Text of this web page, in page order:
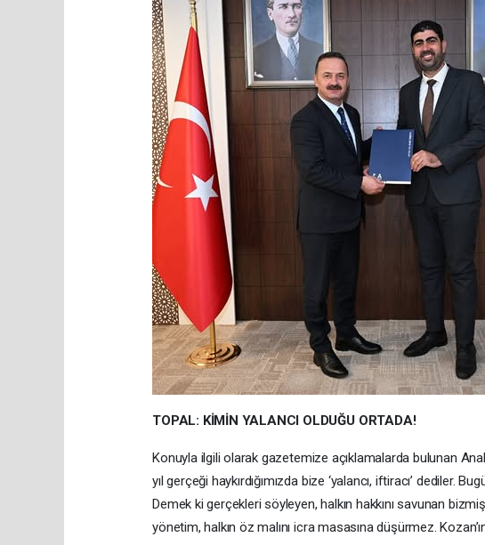
TOPAL: KİMİN YALANCI OLDUĞU ORTADA!
Konuyla ilgili olarak gazetemize açıklamalarda bulunan
yıl gerçeği haykırdığımızda bize ‘yalancı, iftiracı’ dediler.
Demek ki gerçekleri söyleyen, halkın hakkını savunan
yönetim, halkın öz malını icra masasına düşürmez.